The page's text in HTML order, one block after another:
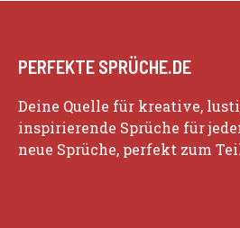
PERFEKTE SPRÜCHE.DE
Deine Quelle für kreative,
inspirierende Sprüche für
neue Sprüche, perfekt zum